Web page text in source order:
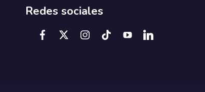
Redes sociales